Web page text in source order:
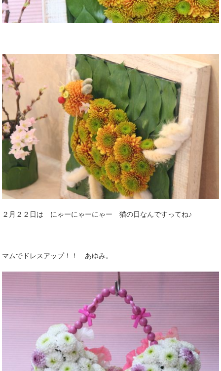
２月２２日は にゃーにゃーにゃー 猫の日なんですってね♪
マムでドレスアップ！！ あゆみ。